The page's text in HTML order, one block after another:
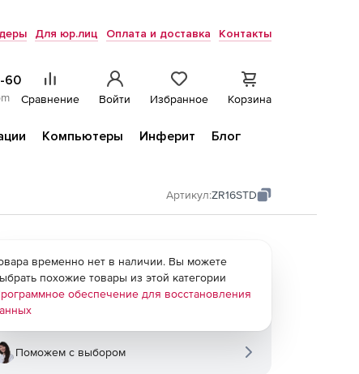
Для юр.лиц Оплата и доставка Контакты
60
Сравнение Войти Избранное Корзина
Компьютеры Инферит
Блог
Артикул:ZR16STD
временно нет в наличии. Вы можете
похожие товары из этой категории
обеспечение для восстановления
Поможем с выбором